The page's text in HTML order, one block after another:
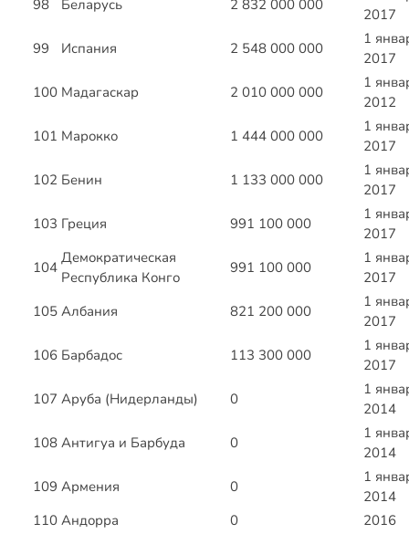
98 Беларусь 2 832 000 000
2017
99
Испания 2 548 000 000
1
2017
100 Мадагаскар 2 010 000 000
1
2012
101 Марокко 1 444 000 000
1
2017
102 Бенин 1 133 000 000
1
2017
103 Греция 991 100 000
1
2017
104
Демократическая
Республика Конго
991 100 000
1
2017
105 Албания 821 200 000
1
2017
106 Барбадос 113 300 000
1
2017
107 Аруба (Нидерланды) 0
1
2014
108 Антигуа и Барбуда 0
1
2014
109 Армения 0
1
2014
110 Андорра 0
2016